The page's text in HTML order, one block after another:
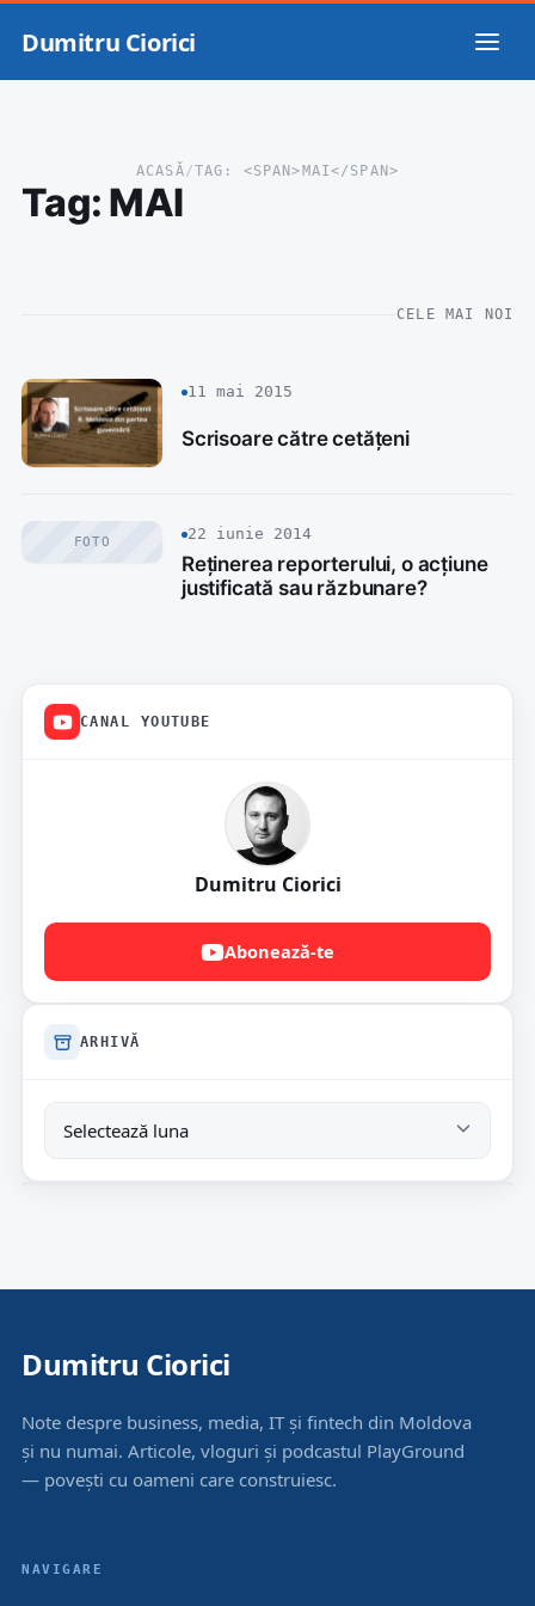
Dumitru Ciorici
ACASĂ/TAG: <SPAN>MAI</SPAN>
Tag: MAI
CELE MAI NOI
11 mai 2015
Scrisoare către cetățeni
FOTO 22 iunie 2014
Reținerea reporterului, o acțiune
justificată sau răzbunare?
CANAL YOUTUBE
Dumitru Ciorici
Abonează-te
ARHIVĂ
Dumitru Ciorici
Note despre business, media, IT și fintech din Moldova
și nu numai. Articole, vloguri și podcastul PlayGround
— povești cu oameni care construiesc.
NAVIGARE